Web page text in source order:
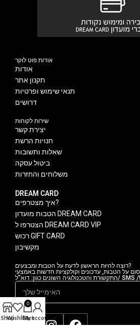
אודות פוט לוקר
אודות
תקנון אתר
תנאי שימוש ופרטיות
דרושים
שירות לקוחות
יצירת קשר
חנויות הרשת
שאלות ותשובות
ביטול עסקה
משלוחים והחזרות
DREAM CARD
איך מצטרפים?
הטבות מועדון DREAM CARD
הצטרפו ל DREAM CARD VIP
רכוש GIFT CARD
מקשיבון
רוצה להיות הראשון לדעת על הטבות ומבצעים?
על הטבות, עדכונים וקולקציות חדשות באמצעי
ShopWishlist
0
Cart
My account